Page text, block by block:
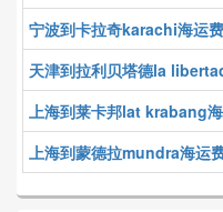
宁波到卡拉奇karachi海运费
天津到拉利贝塔德la
上海到莱卡邦lat krabang
上海到蒙德拉mundra海运